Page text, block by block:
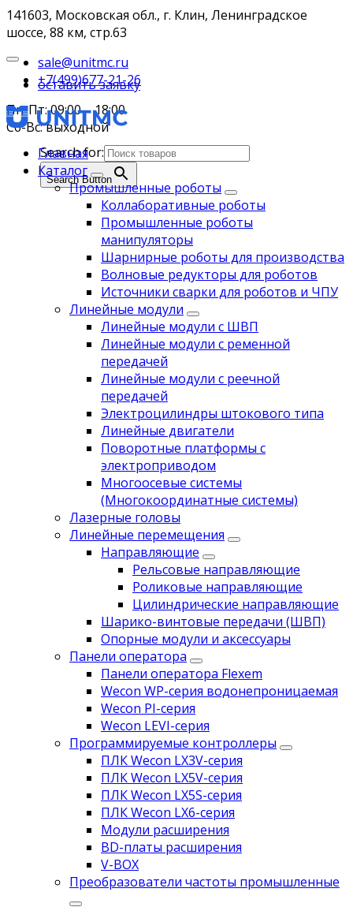
141603, Московская обл., г. Клин, Ленинградское
шоссе, 88 км, стр.63
sale@unitmc.ru
+7(499)677-21-26
Пн-Пт: 09:00 – 18:00
Сб-Вс: выходной
Search for:
Search Button
оставить заявку
Главная
Каталог
Промышленные роботы
Коллаборативные роботы
Промышленные роботы
манипуляторы
Шарнирные роботы для производства
Волновые редукторы для роботов
Источники сварки для роботов и ЧПУ
Линейные модули
Линейные модули с ШВП
Линейные модули с ременной
передачей
Линейные модули с реечной
передачей
Электроцилиндры штокового типа
Линейные двигатели
Поворотные платформы с
электроприводом
Многоосевые системы
(Многокоординатные системы)
Лазерные головы
Линейные перемещения
Направляющие
Рельсовые направляющие
Роликовые направляющие
Цилиндрические направляющие
Шарико-винтовые передачи (ШВП)
Опорные модули и аксессуары
Панели оператора
Панели оператора Flexem
Wecon WP-серия водонепроницаемая
Wecon PI-серия
Wecon LEVI-серия
Программируемые контроллеры
ПЛК Wecon LX3V-серия
ПЛК Wecon LX5V-серия
ПЛК Wecon LX5S-серия
ПЛК Wecon LX6-серия
Модули расширения
BD-платы расширения
V-BOX
Преобразователи частоты промышленные